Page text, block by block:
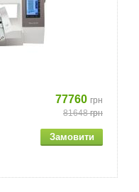
матеріалу
великий
77760 грн
81648грн